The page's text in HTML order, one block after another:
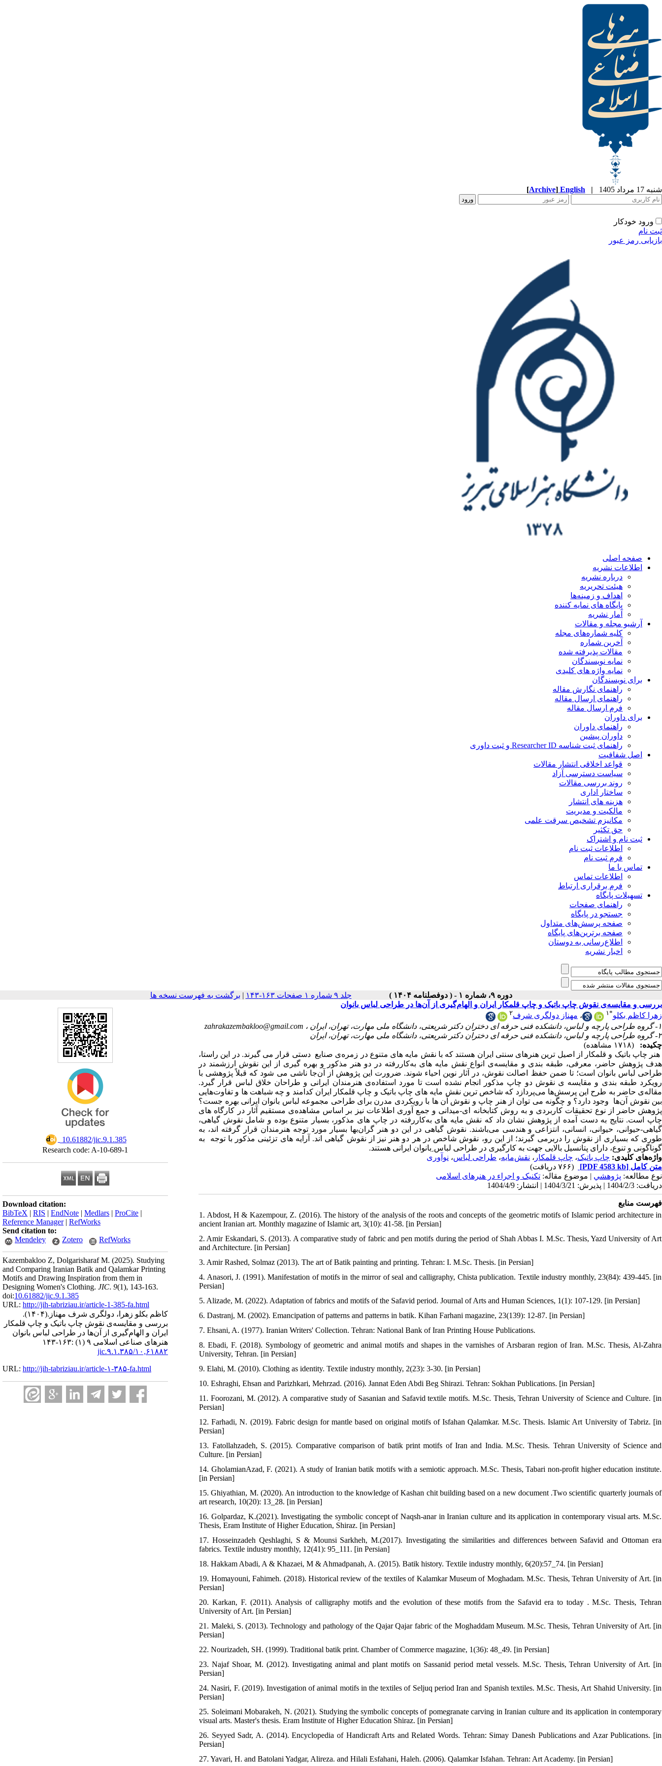
شنبه 17 مرداد 1405 |
English
[Archive]
ورود خودکار
ثبت نام
بازیابی رمز عبور
صفحه اصلی
اطلاعات نشریه
درباره نشریه
هیئت تحریریه
اهداف و زمینه‌ها
پایگاه های نمایه کننده
آمار نشریه
آرشیو مجله و مقالات
کلیه شماره‌های مجله
آخرین شماره
مقالات پذیرفته شده
نمایه نویسندگان
نمایه واژه های کلیدی
برای نویسندگان
راهنمای نگارش مقاله
راهنمای ارسال مقاله
فرم ارسال مقاله
برای داوران
راهنمای داوران
داوران پیشین
راهنمای ثبت شناسه Researcher ID و ثبت داوری
اصل شفافیت
قواعد اخلاقی انتشار مقالات
سیاست دسترسی آزاد
روند بررسی مقالات
ساختار اداری
هزینه های انتشار
مالکیت و مدیریت
ﻣﮑﺎﻧﯿﺰم ﺗﺸﺨﯿﺺ ﺳﺮﻗﺖ ﻋﻠﻤﯽ
حق تکثیر
ثبت نام و اشتراک
اطلاعات ثبت نام
فرم ثبت نام
تماس با ما
اطلاعات تماس
فرم برقراری ارتباط
تسهیلات پایگاه
راهنمای صفحات
جستجو در پایگاه
صفحه پرسش‌های متداول
صفحه برترین‌های پایگاه
اطلاع‌رسانی به دوستان
اخبار نشریه
دوره ۹، شماره ۱ - ( دوفصلنامه ۱۴۰۴ ) جلد ۹ شماره ۱ صفحات ۱۶۳-۱۴۳ | برگشت به فهرست نسخه ها
‎ 10.61882/jic.9.1.385
Research code: A-10-689-1
Download citation:
BibTeX | RIS | EndNote | Medlars | ProCite |
Reference Manager| RefWorks
Send citation to:
Mendeley
Zotero RefWorks
Kazembakloo Z, Dolgarisharaf M. (2025). Studying
and Comparing Iranian Batik and Qalamkar Printing
Motifs and Drawing Inspiration from them in
Designing Women's Clothing. JIC. 9(1), 143-163.
doi:10.61882/jic.9.1.385
URL: http://jih-tabriziau.ir/article-1-385-fa.html
کاظم بکلو زهرا، دولگری شرف مهناز.(۱۴۰۴).
بررسی و مقایسه‌ی نقوش چاپ باتیک و چاپ قلمکار
ایران و الهام‌گیری از آن‌ها در طراحی لباس بانوان
هنرهای صناعی اسلامی ۹ (۱) :۱۶۳-۱۴۳
۱۰,۶۱۸۸۲/jic.۹.۱.۳۸۵
URL: http://jih-tabriziau.ir/article-۱-۳۸۵-fa.html
بررسی و مقایسه‌ی نقوش چاپ باتیک و چاپ قلمکار ایران و الهام‌گیری از آن‌ها در طراحی لباس بانوان
زهرا کاظم بکلو*۱ ، مهناز دولگری شرف۲
۱- گروه طراحی پارچه و لباس، دانشکده‌ فنی حرفه ای دختران دکتر شریعتی، دانشگاه ملی مهارت، تهران، ایران ،
zahrakazembakloo@gmail.com
۲- گروه طراحی پارچه و لباس، دانشکده‌ فنی حرفه ای دختران دکتر شریعتی، دانشگاه ملی مهارت، تهران، ایران
چکیده:
(۱۷۱۸ مشاهده)
هنر چاپ باتیک و قلمکار از اصیل ترین هنرهای سنتی ایران هستند که با نقش مایه های متنوع در زمره‌ی صنایع دستی قرار می گیرند. در این راستا،
هدف پژوهش حاضر، معرفی، طبقه بندی و مقایسه‌ی انواع نقش مایه های به‌کاررفته در دو هنر مذکور و بهره گیری از این نقوش ارزشمند در
طراحی لباس بانوان است؛ تا ضمن حفظ اصالت نقوش، در آثار نوین احیاء شوند. ضرورت این پژوهش از آن‌جا ناشی می شود که قبلاً پژوهشی با
رویکرد طبقه بندی و مقایسه ی نقوش دو چاپ مذکور انجام نشده است تا مورد استفاده‌ی هنرمندان ایرانی و طراحان خلاق لباس قرار گیرد.
مقاله‌ی حاضر به طرح این پرسش‌ها می‌پردازد که شاخص ترین نقش مایه های چاپ باتیک و چاپ قلمکار ایران کدامند و چه شباهت ها و تفاوت‌هایی
بین نقوش آن‌ها وجود دارد؟ و چگونه می توان از هنر چاپ و نقوش آن ها با رویکردی مدرن برای طراحی مجموعه لباس بانوان ایرانی بهره جست؟
پژوهش حاضر از نوع تحقیقات کاربردی و به روش کتابخانه ای-میدانی و جمع آوری اطلاعات نیز بر اساس مشاهده‌ی مستقیم آثار در کارگاه های
چاپ است. نتایج به دست آمده از پژوهش نشان داد که نقش مایه های به‌‌کاررفته در چاپ های مذکور، بسیار متنوع بوده و شامل نقوش گیاهی،
گیاهی-حیوانی، حیوانی، انسانی، انتزاعی و هندسی می‌باشند. نقوش گیاهی در این دو هنر گران‌بها بسیار مورد توجه هنرمندان قرار گرفته اند، به
طوری که بسیاری از نقوش را دربرمی گیرند؛ از این ‌رو، نقوش شاخص در هر دو هنر نیز از نقوش گیاهی اند. آرایه های تزئینی مذکور با توجه به
گوناگونی و تنوع، دارای پتانسیل بالایی جهت به کارگیری در طراحی لباس ِبانوان ایرانی هستند.
واژه‌های کلیدی: چاپ باتیک، چاپ قلمکار ، نقش‌مایه، طراحی لباس، نوآوری
متن کامل [PDF 4583 kb]
(۷۶۶ دریافت)
نوع مطالعه: پژوهشي | موضوع مقاله: تکنیک و اجراء در هنرهای اسلامی
دریافت: 1404/2/3 | پذیرش: 1404/3/21 | انتشار: 1404/4/9
فهرست منابع
1. Abdost, H & Kazempour, Z. (2016). The history of the analysis of the roots and concepts of the geometric motifs of Islamic period architecture in
ancient Iranian art. Monthly magazine of Islamic art, 3(10): 41-58. [in Persian]
2. Amir Eskandari, S. (2013). A comparative study of fabric and pen motifs during the period of Shah Abbas I. M.Sc. Thesis, Yazd University of Art
and Architecture. [in Persian]
3. Amir Rashed, Solmaz (2013). The art of Batik painting and printing. Tehran: I. M.Sc. Thesis. [in Persian]
4. Anasori, J. (1991). Manifestation of motifs in the mirror of seal and calligraphy, Chista publication. Textile industry monthly, 23(84): 439-445. [in
Persian]
5. Alizade, M. (2022). Adaptation of fabrics and motifs of the Safavid period. Journal of Arts and Human Sciences, 1(1): 107-129. [in Persian]
6. Dastranj, M. (2002). Emancipation of patterns and patterns in batik. Kihan Farhani magazine, 23(139): 12-87. [in Persian]
7. Ehsani, A. (1977). Iranian Writers' Collection. Tehran: National Bank of Iran Printing House Publications.
8. Ebadi, F. (2018). Symbology of geometric and animal motifs and shapes in the varnishes of Arsbaran region of Iran. M.Sc. Thesis, Al-Zahra
University, Tehran. [in Persian]
9. Elahi, M. (2010). Clothing as identity. Textile industry monthly, 2(23): 3-30. [in Persian]
10. Eshraghi, Ehsan and Parizhkari, Mehrzad. (2016). Jannat Eden Abdi Beg Shirazi. Tehran: Sokhan Publications. [in Persian]
11. Foorozani, M. (2012). A comparative study of Sasanian and Safavid textile motifs. M.Sc. Thesis, Tehran University of Science and Culture. [in
Persian]
12. Farhadi, N. (2019). Fabric design for mantle based on original motifs of Isfahan Qalamkar. M.Sc. Thesis. Islamic Art University of Tabriz. [in
Persian]
13. Fatollahzadeh, S. (2015). Comparative comparison of batik print motifs of Iran and India. M.Sc. Thesis. Tehran University of Science and
Culture. [in Persian]
14. GholamianAzad, F. (2021). A study of Iranian batik motifs with a semiotic approach. M.Sc. Thesis, Tabari non-profit higher education institute.
[in Persian]
15. Ghiyathian, M. (2020). An introduction to the knowledge of Kashan chit building based on a new document .Two scientific quarterly journals of
art research, 10(20): 13_28. [in Persian]
16. Golpardaz, K.(2021). Investigating the symbolic concept of Naqsh-anar in Iranian culture and its application in contemporary visual arts. M.Sc.
Thesis, Eram Institute of Higher Education, Shiraz. [in Persian]
17. Hosseinzadeh Qeshlaghi, S & Mounsi Sarkheh, M.(2017). Investigating the similarities and differences between Safavid and Ottoman era
fabrics. Textile industry monthly, 12(41): 95_111. [in Persian]
18. Hakkam Abadi, A & Khazaei, M & Ahmadpanah, A. (2015). Batik history. Textile industry monthly, 6(20):57_74. [in Persian]
19. Homayouni, Fahimeh. (2018). Historical review of the textiles of Kalamkar Museum of Moghadam. M.Sc. Thesis, Tehran University of Art. [in
Persian]
20. Karkan, F. (2011). Analysis of calligraphy motifs and the evolution of these motifs from the Safavid era to today . M.Sc. Thesis, Tehran
University of Art. [in Persian]
21. Maleki, S. (2013). Technology and pathology of the Qajar Qajar fabric of the Moghaddam Museum. M.Sc. Thesis, Tehran University of Art. [in
Persian]
22. Nourizadeh, SH. (1999). Traditional batik print. Chamber of Commerce magazine, 1(36): 48_49. [in Persian]
23. Najaf Shoar, M. (2012). Investigating animal and plant motifs on Sassanid period metal vessels. M.Sc. Thesis, Tehran University of Art. [in
Persian]
24. Nasiri, F. (2019). Investigation of animal motifs in the textiles of Seljuq period Iran and Spanish textiles. M.Sc. Thesis, Art Shahid University. [in
Persian]
25. Soleimani Mobarakeh, N. (2021). Studying the symbolic concepts of pomegranate carving in Iranian culture and its application in contemporary
visual arts. Master's thesis. Eram Institute of Higher Education Shiraz. [in Persian]
26. Seyyed Sadr, A. (2014). Encyclopedia of Handicraft Arts and Related Words. Tehran: Simay Danesh Publications and Azar Publications. [in
Persian]
27. Yavari, H. and Batolani Yadgar, Alireza. and Hilali Esfahani, Haleh. (2006). Qalamkar Isfahan. Tehran: Art Academy. [in Persian]